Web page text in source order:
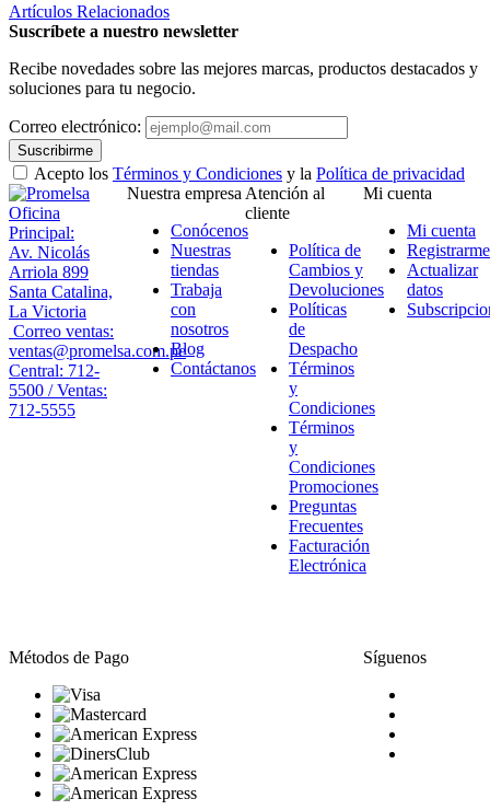
Artículos Relacionados
Suscríbete a nuestro newsletter
Recibe novedades sobre las mejores marcas, productos destacados y
soluciones para tu negocio.
Correo electrónico:
Suscribirme
Acepto los Términos y Condiciones y la Política de privacidad
Oficina
Principal:
Av. Nicolás
Arriola 899
Santa Catalina,
La Victoria
Correo ventas:
ventas@promelsa.com.pe
Central: 712-
5500 / Ventas:
712-5555
Nuestra empresa
Conócenos
Nuestras
tiendas
Trabaja
con
nosotros
Blog
Contáctanos
Atención al
cliente
Política de
Cambios y
Devoluciones
Políticas
de
Despacho
Términos
y
Condiciones
Términos
y
Condiciones
Promociones
Preguntas
Frecuentes
Facturación
Electrónica
Mi cuenta
Mi cuenta
Registrarme
Actualizar
datos
Métodos de Pago Síguenos